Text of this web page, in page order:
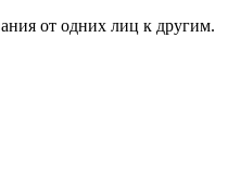
от одних лиц к другим.